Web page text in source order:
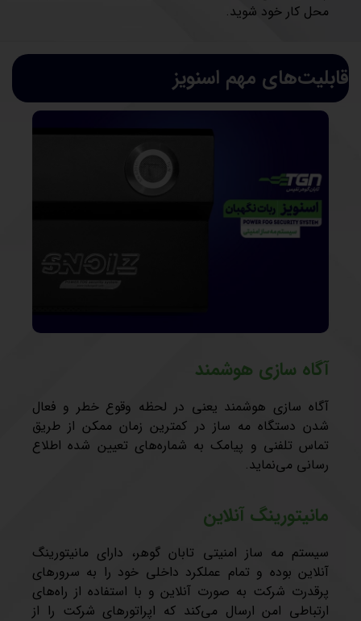
محل کار خود شوید.
قابلیت‌های مهم اسنویز
آگاه سازی هوشمند
آگاه سازی هوشمند یعنی در لحظه وقوع خطر و فعال
شدن دستگاه مه ساز در کمترین زمان ممکن از طریق
تماس تلفنی و پیامک به شماره‌های تعیین شده اطلاع
رسانی می‌نماید.
مانیتورینگ آنلاین
سیستم مه ساز امنیتی تابان گوهر، دارای مانیتورینگ
آنلاین بوده و تمام عملکرد داخلی خود را به سرورهای
پرقدرت شرکت به صورت آنلاین و با استفاده از راه‌های
ارتباطی امن ارسال می‌کند که اپراتورهای شرکت را از